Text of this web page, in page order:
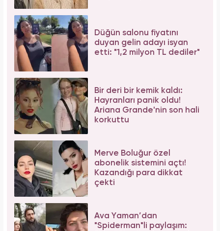
Düğün salonu fiyatını
duyan gelin adayı isyan
etti: "1,2 milyon TL dediler"
Bir deri bir kemik kaldı:
Hayranları panik oldu!
Ariana Grande'nin son hali
korkuttu
Merve Boluğur özel
abonelik sistemini açtı!
Kazandığı para dikkat
çekti
Ava Yaman’dan
"Spiderman"li paylaşım: